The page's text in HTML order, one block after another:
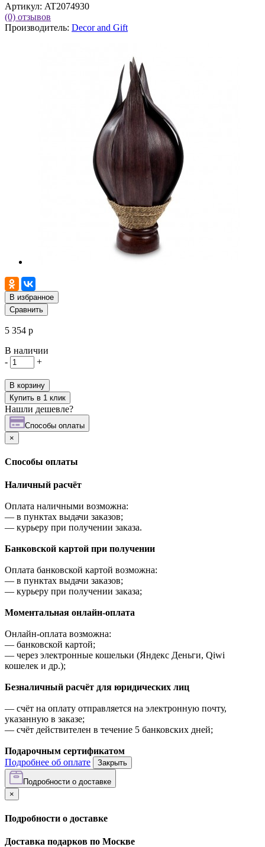
Артикул: AT2074930
(0) отзывов
Производитель: Decor and Gift
В избранное
Сравнить
5 354 р
В наличии
-
+
В корзину
Купить в 1 клик
Нашли дешевле?
Cпособы оплаты
×
Cпособы оплаты
Наличный расчёт
Оплата наличными возможна:
— в пунктах выдачи заказов;
— курьеру при получении заказа.
Банковской картой при получении
Оплата банковской картой возможна:
— в пунктах выдачи заказов;
— курьеру при получении заказа;
Моментальная онлайн-оплата
Онлайн-оплата возможна:
— банковской картой;
— через электронные кошельки (Яндекс Деньги, Qiwi
кошелек и др.);
Безналичный расчёт для юридических лиц
— счёт на оплату отправляется на электронную почту,
указанную в заказе;
— счёт действителен в течение 5 банковских дней;
Подарочным сертификатом
Подробнее об оплате
Закрыть
Подробности о доставке
×
Подробности о доставке
Доставка подарков по Москве